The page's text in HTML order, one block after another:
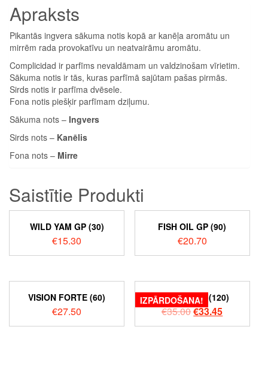
Apraksts
Pikantās ingvera sākuma notis kopā ar kanēļa aromātu un
mirrēm rada provokatīvu un neatvairāmu aromātu.
Complicidad ir parfīms nevaldāmam un valdzinošam vīrietim.
Sākuma notis ir tās, kuras parfīmā sajūtam pašas pirmās.
Sirds notis ir parfīma dvēsele.
Fona notis piešķir parfīmam dziļumu.
Sākuma nots – Ingvers
Sirds nots – Kanēlis
Fona nots – Mirre
Saistītie Produkti
WILD YAM GP (30)
€15.30
FISH OIL GP (90)
€20.70
VISION FORTE (60)
€27.50
IZPĀRDOŠANA!
ARTHROMIL (120)
€35.00€33.45